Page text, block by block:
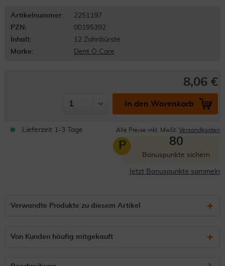
Artikelnummer:
2251197
PZN:
00195392
Inhalt:
12 Zahnbürste
Marke:
Dent O Care
8,06 €
In den Warenkorb
Lieferzeit 1-3 Tage Alle Preise inkl. MwSt. Versandkosten
P 80
Bonuspunkte sichern
Jetzt Bonuspunkte sammeln
Verwandte Produkte zu diesem Artikel
Von Kunden häufig mitgekauft